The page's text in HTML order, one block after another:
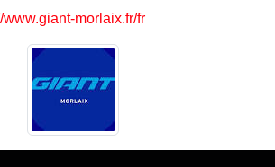
morlaix.fr/fr